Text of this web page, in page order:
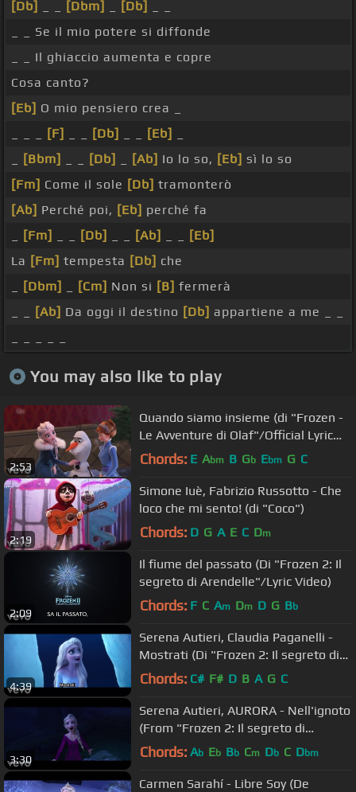
[Db] [Dbm] [Db]
_ _ Se il mio potere si diffonde
_ _ Il ghiaccio aumenta e copre
Cosa canto?
[Eb] O mio pensiero crea _
[F] [Db] [Eb]
[Bbm] [Db] [Ab] Io lo so, [Eb] sì lo so
[Fm] Come il sole [Db] tramonterò
[Ab] Perché poi, [Eb] perché fa
[Fm] [Db] [Ab]
[Eb]
La [Fm] tempesta [Db] che
[Dbm] [Cm] Non si [B] fermerà
[Ab] Da oggi il destino [Db] appartiene a me _ _
You may also like to play
2:53
Quando siamo insieme (di "Frozen -
Le Avventure di Olaf"/Official Lyric
Video)
Chords: E Abm B Gb Ebm G C
2:19
Simone Iuè, Fabrizio Russotto - Che
loco che mi sento! (di "Coco")
Chords: D G A E C Dm
2:09
Il fiume del passato (Di "Frozen 2: Il
segreto di Arendelle"/Lyric Video)
Chords: F C Am Dm D G Bb
4:39
Serena Autieri, Claudia Paganelli -
Mostrati (Di "Frozen 2: Il segreto di
Arendelle")
Chords: C# F# D B A G C
3:30
Serena Autieri, AURORA - Nell'ignoto
(From "Frozen 2: Il segreto di
Arendelle")
Chords: Ab Eb Bb Cm Db C Dbm
Carmen Sarahí - Libre Soy (De